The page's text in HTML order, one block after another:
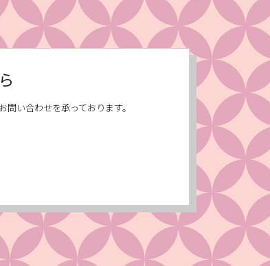
い合わせを承っております。